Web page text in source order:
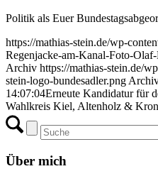
Politik als Euer
https://mathias-stein.de/wp-
Regenjacke-am-Kanal-Foto-
Archiv https://mathias-stein.de/
stein-logo-bundesadler.png
14:07:04Erneute Kandidatur für
Wahlkreis Kiel, Altenholz &
Über mich